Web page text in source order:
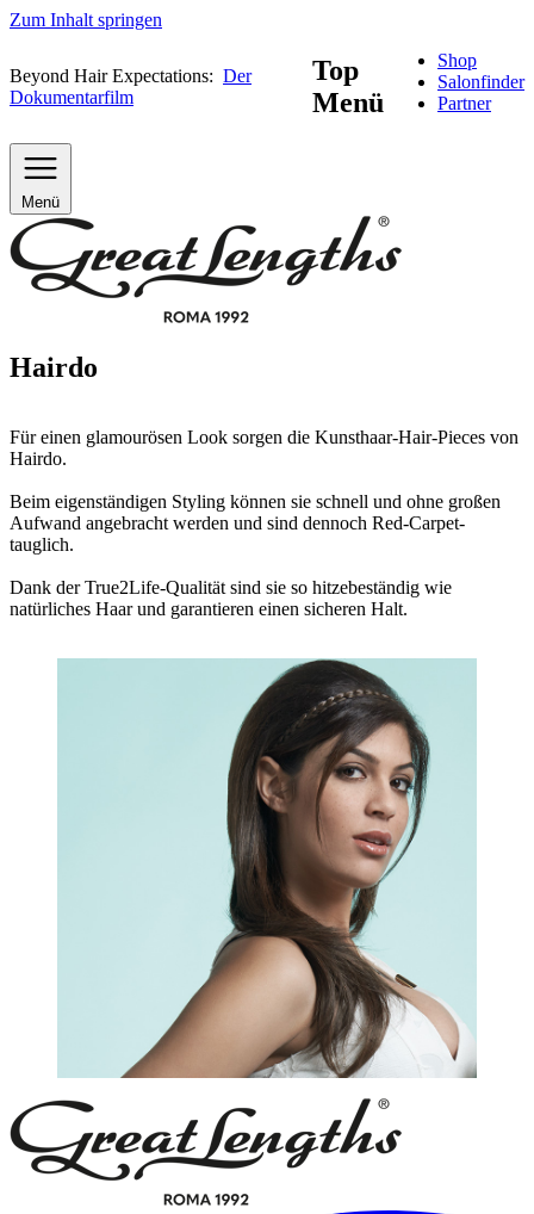
Zum Inhalt springen
Beyond Hair Expectations: Der
Dokumentarfilm
Top
Menü
Shop
Salonfinder
Partner
Menü
Hairdo
Für einen glamourösen Look sorgen die Kunsthaar-Hair-Pieces von
Hairdo.
Beim eigenständigen Styling können sie schnell und ohne großen
Aufwand angebracht werden und sind dennoch Red-Carpet-
tauglich.
Dank der True2Life-Qualität sind sie so hitzebeständig wie
natürliches Haar und garantieren einen sicheren Halt.